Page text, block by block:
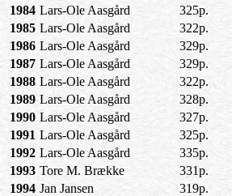
1984 Lars-Ole Aasgård 325p.
1985 Lars-Ole Aasgård 322p.
1986 Lars-Ole Aasgård 329p.
1987 Lars-Ole Aasgård 329p.
1988 Lars-Ole Aasgård 322p.
1989 Lars-Ole Aasgård 328p.
1990 Lars-Ole Aasgård 327p.
1991 Lars-Ole Aasgård 325p.
1992 Lars-Ole Aasgård 335p.
1993 Tore M. Brække 331p.
1994 Jan Jansen 319p.